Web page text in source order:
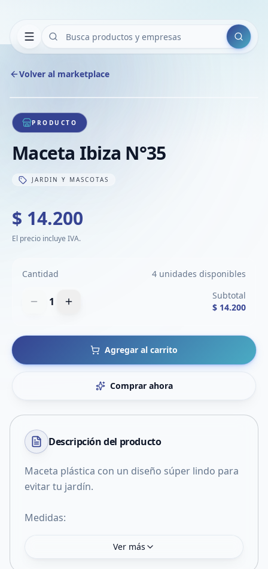
Buscar
Volver al marketplace
1/1
PRODUCTO
Maceta Ibiza N°35
JARDIN Y MASCOTAS
$ 14.200
El precio incluye IVA.
Cantidad 4 unidades disponibles
1
Subtotal
$ 14.200
Agregar al carrito
Comprar ahora
Descripción del producto
Maceta plástica con un diseño súper lindo para
evitar tu jardín.
Medidas:
Ver más